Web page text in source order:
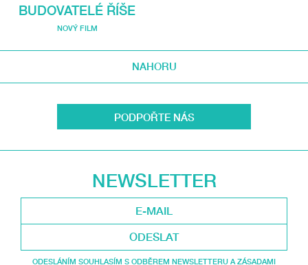
BUDOVATELÉ ŘÍŠE
NOVÝ FILM
NAHORU
PODPOŘTE NÁS
NEWSLETTER
ODESLAT
ODESLÁNÍM SOUHLASÍM S ODBĚREM NEWSLETTERU A ZÁSADAMI